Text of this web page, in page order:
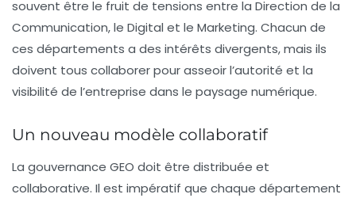
souvent être le fruit de tensions entre la Direction de la
Communication, le Digital et le Marketing. Chacun de
ces départements a des intérêts divergents, mais ils
doivent tous collaborer pour asseoir l’autorité et la
visibilité de l’entreprise dans le paysage numérique.
Un nouveau modèle collaboratif
La gouvernance GEO doit être distribuée et
collaborative. Il est impératif que chaque département